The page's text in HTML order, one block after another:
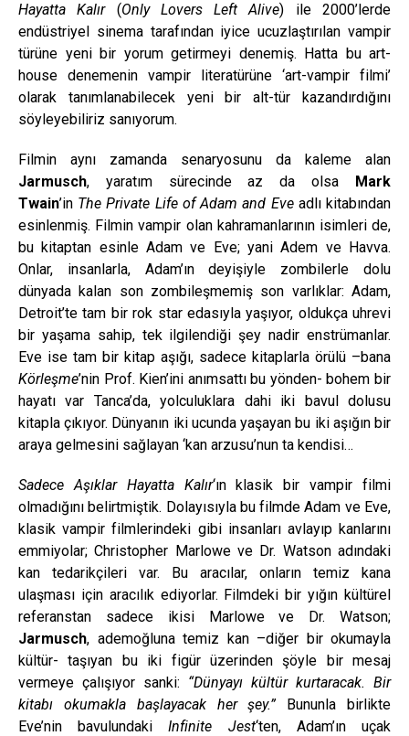
Hayatta Kalır(Only Lovers Left Alive) ile 2000’lerde
endüstriyel sinema tarafından iyice ucuzlaştırılan vampir
türüne yeni bir yorum getirmeyi denemiş. Hatta bu art-
house denemenin vampir literatürüne ‘art-vampir filmi’
olarak tanımlanabilecek yeni bir alt-tür kazandırdığını
söyleyebiliriz sanıyorum.
Filmin aynı zamanda senaryosunu da kaleme alan
Jarmusch, yaratım sürecinde az da olsa Mark
Twain’in The Private Life of Adam and Eveadlı kitabından
esinlenmiş. Filmin vampir olan kahramanlarının isimleri de,
bu kitaptan esinle Adam ve Eve; yani Adem ve Havva.
Onlar, insanlarla, Adam’ın deyişiyle zombilerle dolu
dünyada kalan son zombileşmemiş son varlıklar: Adam,
Detroit’te tam bir rok star edasıyla yaşıyor, oldukça uhrevi
bir yaşama sahip, tek ilgilendiği şey nadir enstrümanlar.
Eve ise tam bir kitap aşığı, sadece kitaplarla örülü –bana
Körleşme’nin Prof. Kien’ini anımsattı bu yönden- bohem bir
hayatı var Tanca’da, yolculuklara dahi iki bavul dolusu
kitapla çıkıyor. Dünyanın iki ucunda yaşayan bu iki aşığın bir
araya gelmesini sağlayan ‘kan arzusu’nun ta kendisi…
Sadece Aşıklar Hayatta Kalır‘ın klasik bir vampir filmi
olmadığını belirtmiştik. Dolayısıyla bu filmde Adam ve Eve,
klasik vampir filmlerindeki gibi insanları avlayıp kanlarını
emmiyolar; Christopher Marlowe ve Dr. Watson adındaki
kan tedarikçileri var. Bu aracılar, onların temiz kana
ulaşması için aracılık ediyorlar. Filmdeki bir yığın kültürel
referanstan sadece ikisi Marlowe ve Dr. Watson;
Jarmusch, ademoğluna temiz kan –diğer bir okumayla
kültür- taşıyan bu iki figür üzerinden şöyle bir mesaj
vermeye çalışıyor sanki: “Dünyayı kültür kurtaracak. Bir
kitabı okumakla başlayacak her şey.”Bununla birlikte
Eve’nin bavulundakiInfinite Jest‘ten, Adam’ın uçak